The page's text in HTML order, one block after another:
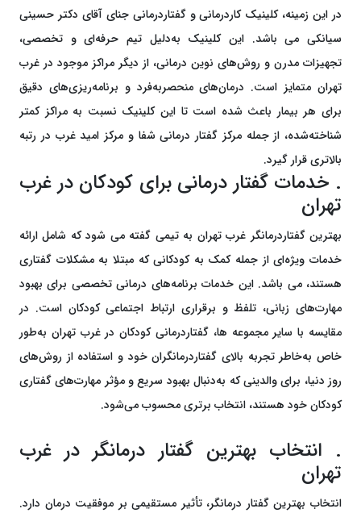
در این زمینه، کلینیک کاردرمانی و گفتاردرمانی جنای آقای دکتر حسینی
سیانکی می باشد. این کلینیک به‌دلیل تیم حرفه‌ای و تخصصی،
تجهیزات مدرن و روش‌های نوین درمانی، از دیگر مراکز موجود در غرب
تهران متمایز است. درمان‌های منحصربه‌فرد و برنامه‌ریزی‌های دقیق
برای هر بیمار باعث شده است تا این کلینیک نسبت به مراکز کمتر
شناخته‌شده، از جمله مرکز گفتار درمانی شفا و مرکز امید غرب در رتبه
بالاتری قرار گیرد.
. خدمات گفتار درمانی برای کودکان در غرب
تهران
بهترین گفتاردرمانگر غرب تهران به تیمی گفته می شود که شامل ارائه
خدمات ویژه‌ای از جمله کمک به کودکانی که مبتلا به مشکلات گفتاری
هستند، می باشد. این خدمات برنامه‌های درمانی تخصصی برای بهبود
مهارت‌های زبانی، تلفظ و برقراری ارتباط اجتماعی کودکان است. در
مقایسه با سایر مجموعه ها، گفتاردرمانی کودکان در غرب تهران به‌طور
خاص به‌خاطر تجربه بالای گفتاردرمانگران خود و استفاده از روش‌های
روز دنیا، برای والدینی که به‌دنبال بهبود سریع و مؤثر مهارت‌های گفتاری
کودکان خود هستند، انتخاب برتری محسوب می‌شود.
. انتخاب بهترین گفتار درمانگر در غرب
تهران
انتخاب بهترین گفتار درمانگر، تأثیر مستقیمی بر موفقیت درمان دارد.